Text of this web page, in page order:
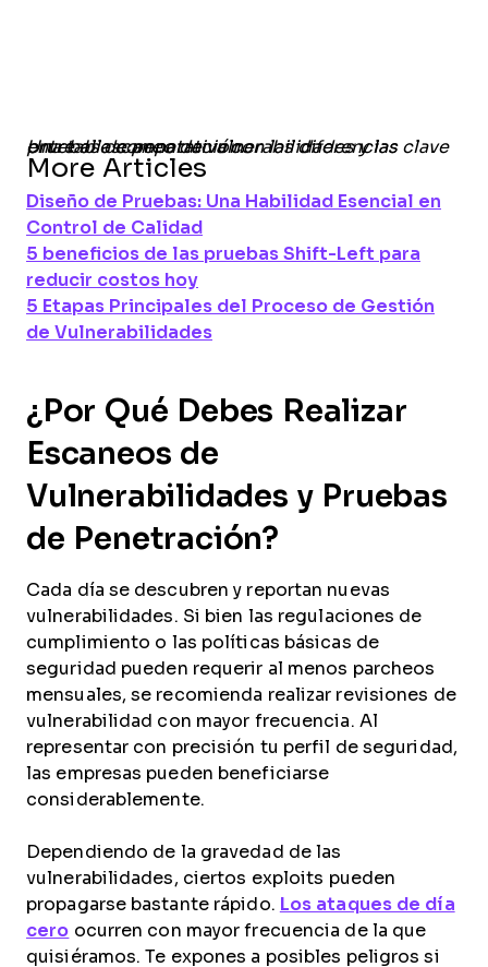
Una tabla comparativa con las diferencias clave entre el escaneo de vulnerabilidades y las pruebas de penetración.
More Articles
Diseño de Pruebas: Una Habilidad Esencial en
Control de Calidad
5 beneficios de las pruebas Shift-Left para
reducir costos hoy
5 Etapas Principales del Proceso de Gestión
de Vulnerabilidades
¿Por Qué Debes Realizar
Escaneos de
Vulnerabilidades y Pruebas
de Penetración?
Cada día se descubren y reportan nuevas
vulnerabilidades. Si bien las regulaciones de
cumplimiento o las políticas básicas de
seguridad pueden requerir al menos parcheos
mensuales, se recomienda realizar revisiones de
vulnerabilidad con mayor frecuencia. Al
representar con precisión tu perfil de seguridad,
las empresas pueden beneficiarse
considerablemente.
Dependiendo de la gravedad de las
vulnerabilidades, ciertos exploits pueden
propagarse bastante rápido. Los ataques de día
cero ocurren con mayor frecuencia de la que
quisiéramos. Te expones a posibles peligros si